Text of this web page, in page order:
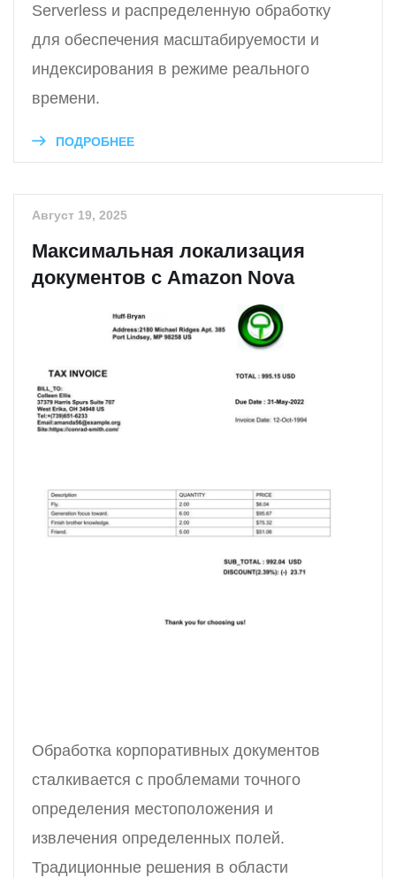
Serverless и распределенную обработку
для обеспечения масштабируемости и
индексирования в режиме реального
времени.
ПОДРОБНЕЕ
Август 19, 2025
Максимальная локализация
документов с Amazon Nova
Обработка корпоративных документов
сталкивается с проблемами точного
определения местоположения и
извлечения определенных полей.
Традиционные решения в области